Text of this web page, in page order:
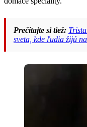
Prečítajte si tiež:
sveta, kde ľudia žijú